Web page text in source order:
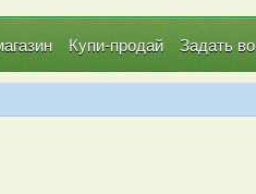
Купи-продай Задать